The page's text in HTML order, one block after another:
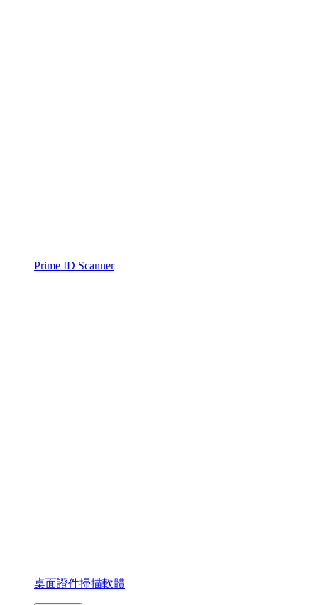
Prime ID Scanner
桌面證件掃描軟體